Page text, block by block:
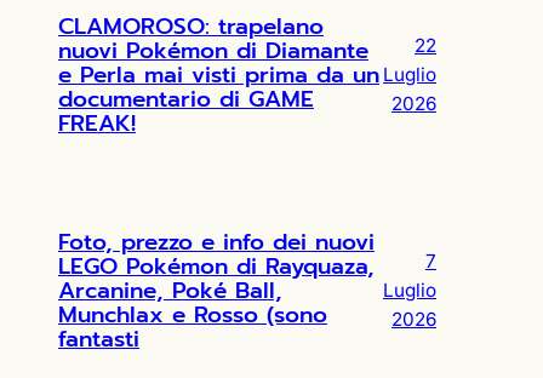
CLAMOROSO: trapelano
nuovi Pokémon di Diamante
e Perla mai visti prima da un
documentario di GAME
FREAK!
22
Luglio
2026
Foto, prezzo e info dei nuovi
LEGO Pokémon di Rayquaza,
Arcanine, Poké Ball,
Munchlax e Rosso (sono
fantasti
7
Luglio
2026